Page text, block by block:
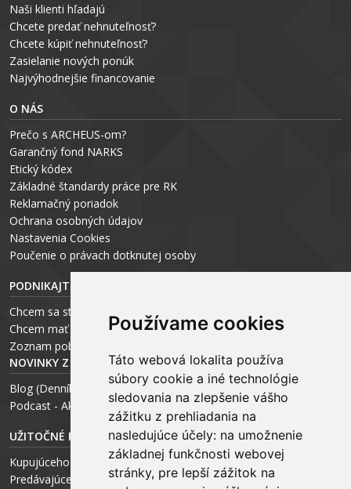
Používame cookies
Táto webová lokalita používa
súbory cookie a iné technológie
sledovania na zlepšenie vášho
zážitku z prehliadania na
nasledujúce účely: na umožnenie
základnej funkčnosti webovej
stránky, pre lepší zážitok na
Naši klienti hľadajú
Chcete predať nehnuteľnosť?
Chcete kúpiť nehnuteľnosť?
Zasielanie nových ponúk
Najvýhodnejšie financovanie
O NÁS
Prečo s ARCHEUS-om?
Garančný fond NARKS
Etický kódex
Základné štandardy práce pre RK
Reklamačný poriadok
Ochrana osobných údajov
Nastavenia Cookies
Poučenie o právach dotknutej osoby
PODNIKAJTE S ARCHEUS-OM
Chcem sa stať realitným odborníkom
Chcem mať vlastnú kanceláriu
Zoznam pobočiek
NOVINKY Z MÉDIÍ
Blog (Denník N a Trend) – R. Štalmach
Podcast - Ako začínal ARCHEUS - R. Štalmach / CEO
UŽITOČNÉ RADY PRE
Kupujúceho
Predávajúceho